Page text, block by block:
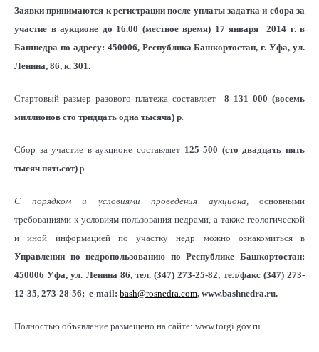
Заявки принимаются к регистрации после уплаты задатка и сбора за
участие в аукционе до 16.00 (местное время) 17 января 2014 г. в
Башнедра по адресу: 450006, Республика Башкортостан, г. Уфа, ул.
Ленина, 86, к. 301.
Стартовый размер разового платежа составляет 8 131 000 (восемь
миллионов сто тридцать одна тысяча) р.
Сбор за участие в аукционе составляет 125 500 (сто двадцать пять
тысяч пятьсот) р
С порядком и условиями проведения аукциона, основными
требованиями к условиям пользования недрами, а также геологической
и иной информацией по участку недр можно ознакомиться в
Управлении по недропользованию по Республике Башкортостан:
450006 Уфа, ул. Ленина 86, тел. (347) 273-25-82, тел/факс (347) 273-
12-35, 273-28-56; e-mail: bash@rosnedra.com, www.bashnedra.ru.
Полностью объявление размещено на сайте: www.torgi.gov.ru.